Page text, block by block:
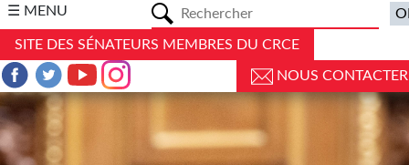
☰ MENU
SITE DES SÉNATEURS MEMBRES DU CRCE
NOUS CONTACTER